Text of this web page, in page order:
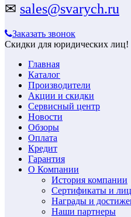
✉ sales@svarych.ru
Заказать звонок
Скидки для юридических
Главная
Каталог
Производители
Акции и скидки
Сервисный центр
Новости
Обзоры
Оплата
Кредит
Гарантия
О Компании
История компании
Сертификаты и
Награды и
Наши партнеры